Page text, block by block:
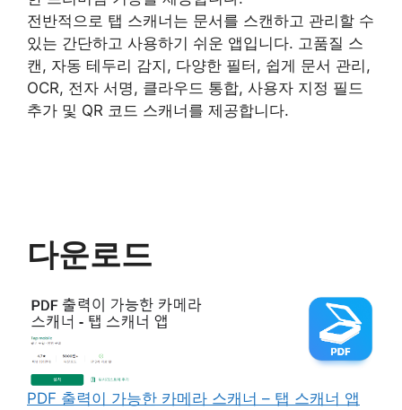
전반적으로 탭 스캐너는 문서를 스캔하고 관리할 수
있는 간단하고 사용하기 쉬운 앱입니다. 고품질 스
캔, 자동 테두리 감지, 다양한 필터, 쉽게 문서 관리,
OCR, 전자 서명, 클라우드 통합, 사용자 지정 필드
추가 및 QR 코드 스캐너를 제공합니다.
다운로드
PDF 출력이 가능한 카메라 스캐너 – 탭 스캐너 앱